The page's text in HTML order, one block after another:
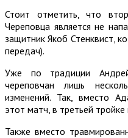
Стоит отметить, что
Череповца является не
защитник Якоб Стенквист,
передач).
Уже по традиции
череповчан лишь
изменений. Так, вместо
этот матч, в третьей
Также вместо